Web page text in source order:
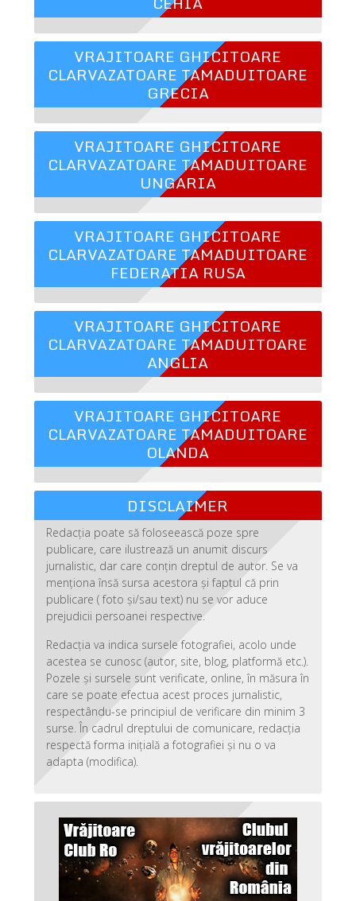
VRAJITOARE GHICITOARE
CLARVAZATOARE TAMADUITOARE
GRECIA
VRAJITOARE GHICITOARE
CLARVAZATOARE TAMADUITOARE
UNGARIA
VRAJITOARE GHICITOARE
CLARVAZATOARE TAMADUITOARE
FEDERATIA RUSA
VRAJITOARE GHICITOARE
CLARVAZATOARE TAMADUITOARE
ANGLIA
VRAJITOARE GHICITOARE
CLARVAZATOARE TAMADUITOARE
OLANDA
DISCLAIMER
Redacția poate să foloseească poze spre
publicare, care ilustrează un anumit discurs
jurnalistic, dar care conțin dreptul de autor. Se va
menționa însă sursa acestora și faptul că prin
publicare ( foto și/sau text) nu se vor aduce
prejudicii persoanei respective.
Redacția va indica sursele fotografiei, acolo unde
acestea se cunosc (autor, site, blog, platformă etc.).
Pozele și sursele sunt verificate, online, în măsura în
care se poate efectua acest proces jurnalistic,
respectându-se principiul de verificare din minim 3
surse. În cadrul dreptului de comunicare, redacția
respectă forma inițială a fotografiei și nu o va
adapta (modifica).